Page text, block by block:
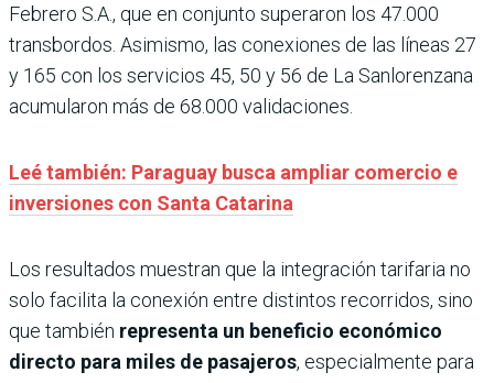
Febrero S.A., que en conjunto superaron los 47.000
transbordos. Asimismo, las conexiones de las líneas 27
y 165 con los servicios 45, 50 y 56 de La Sanlorenzana
acumularon más de 68.000 validaciones.
Leé también: Paraguay busca ampliar comercio e
inversiones con Santa Catarina
Los resultados muestran que la integración tarifaria no
solo facilita la conexión entre distintos recorridos, sino
que también representa un beneficio económico
directo para miles de pasajeros, especialmente para